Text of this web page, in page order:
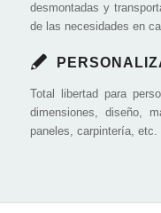
desmontadas y
de las necesidades en
Total libertad para
dimensiones, diseño,
paneles, carpintería, etc.